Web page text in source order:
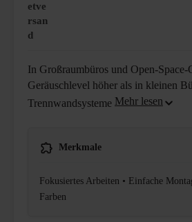
etve
rsan
d
In Großraumbüros und Open-Space-
Geräuschlevel höher als in kleinen
Trennwandsysteme
Merkmale
Fokusiertes Arbeiten • Einfache
Farben